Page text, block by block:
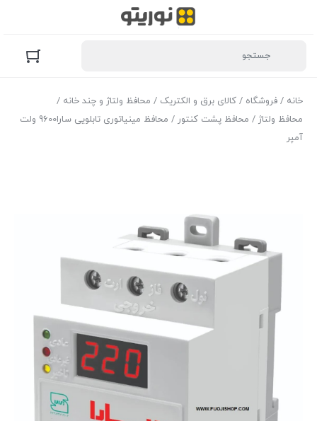
خانه / فروشگاه / کالای برق و الکتریک / محافظ ولتاژ و چند خانه /
محافظ ولتاژ / محافظ پشت کنتور
/ محافظ مینیاتوری تابلویی سارا9600 ولت
آمپر